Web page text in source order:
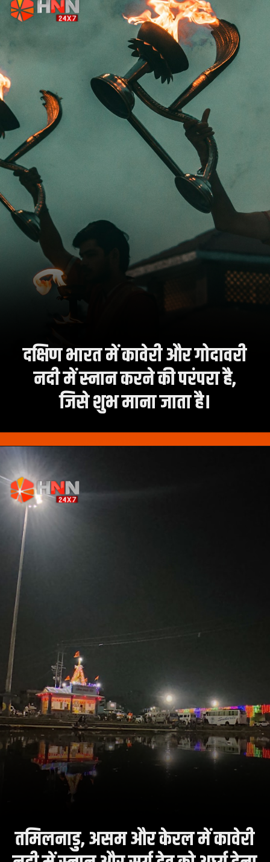
दक्षिण भारत में कावेरी और गोदावरी
नदी में स्नान करने की परंपरा है,
जिसे शुभ माना जाता है।
तमिलनाडु, असम और केरल में कावेरी